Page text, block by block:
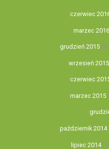
czerwiec
marzec 2016
grudzień 2015(3)
wrzesień 2015
czerwiec
marzec 2015
październik 2014
lipiec 2014